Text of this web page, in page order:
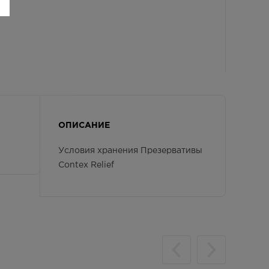
ОПИСАНИЕ
Условия хранения Презервативы
Contex Relief